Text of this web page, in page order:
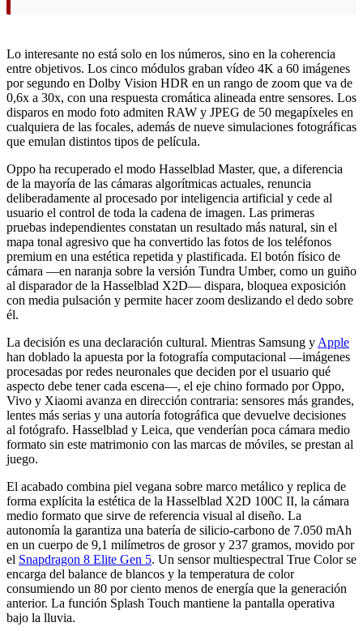
Lo interesante no está solo en los números, sino en la coherencia
entre objetivos. Los cinco módulos graban vídeo 4K a 60 imágenes
por segundo en Dolby Vision HDR en un rango de zoom que va de
0,6x a 30x, con una respuesta cromática alineada entre sensores. Los
disparos en modo foto admiten RAW y JPEG de 50 megapíxeles en
cualquiera de las focales, además de nueve simulaciones fotográficas
que emulan distintos tipos de película.
Oppo ha recuperado el modo Hasselblad Master, que, a diferencia
de la mayoría de las cámaras algorítmicas actuales, renuncia
deliberadamente al procesado por inteligencia artificial y cede al
usuario el control de toda la cadena de imagen. Las primeras
pruebas independientes constatan un resultado más natural, sin el
mapa tonal agresivo que ha convertido las fotos de los teléfonos
premium en una estética repetida y plastificada. El botón físico de
cámara —en naranja sobre la versión Tundra Umber, como un guiño
al disparador de la Hasselblad X2D— dispara, bloquea exposición
con media pulsación y permite hacer zoom deslizando el dedo sobre
él.
La decisión es una declaración cultural. Mientras Samsung y Apple
han doblado la apuesta por la fotografía computacional —imágenes
procesadas por redes neuronales que deciden por el usuario qué
aspecto debe tener cada escena—, el eje chino formado por Oppo,
Vivo y Xiaomi avanza en dirección contraria: sensores más grandes,
lentes más serias y una autoría fotográfica que devuelve decisiones
al fotógrafo. Hasselblad y Leica, que venderían poca cámara medio
formato sin este matrimonio con las marcas de móviles, se prestan al
juego.
El acabado combina piel vegana sobre marco metálico y replica de
forma explícita la estética de la Hasselblad X2D 100C II, la cámara
medio formato que sirve de referencia visual al diseño. La
autonomía la garantiza una batería de silicio-carbono de 7.050 mAh
en un cuerpo de 9,1 milímetros de grosor y 237 gramos, movido por
el Snapdragon 8 Elite Gen 5. Un sensor multiespectral True Color se
encarga del balance de blancos y la temperatura de color
consumiendo un 80 por ciento menos de energía que la generación
anterior. La función Splash Touch mantiene la pantalla operativa
bajo la lluvia.